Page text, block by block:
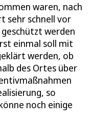
waren, nach
sehr schnell vor
werden
einmal soll mit
werden, ob
des Ortes über
so
noch einige